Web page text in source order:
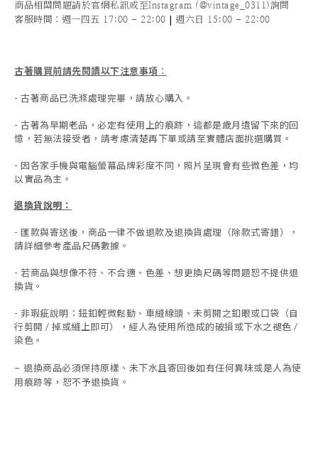
商品相關問題請於官網私訊或至Instagram (@vintage_0311)詢問
客服時間 ：週一四五 17:00 - 22:00 | 週六日 15:00 - 22:00
古著購買前請先閱讀以下注意事項 ：
- 古著商品已洗滌處理完畢，請放心購入。
- 古著為早期老品，必定有使用上的痕跡，這都是歲月遺留下來的回
憶，若無法接受者，請考慮清楚再下單或請至實體店面挑選購買。
- 因各家手機與電腦螢幕品牌彩度不同，照片呈現會有些微色差，均
以實品為主。
退換貨說明：
- 匯款與寄送後，商品一律不做退款及退換貨處理（除款式寄錯），
請詳細參考產品尺碼數據 。
- 若商品與想像不符、不合適、色差、想更換尺碼等問題恕不提供退
換貨。
- 非瑕疵說明：鈕釦輕微鬆動、車縫線頭、未剪開之釦眼或口袋（自
行剪開 / 掉或縫上即可），經人為使用所造成的破損或下水之褪色 /
染色。
- 退換商品必須保持原樣、未下水且寄回後如有任何異味或是人為使
用痕跡等 ， 恕不予退換貨。